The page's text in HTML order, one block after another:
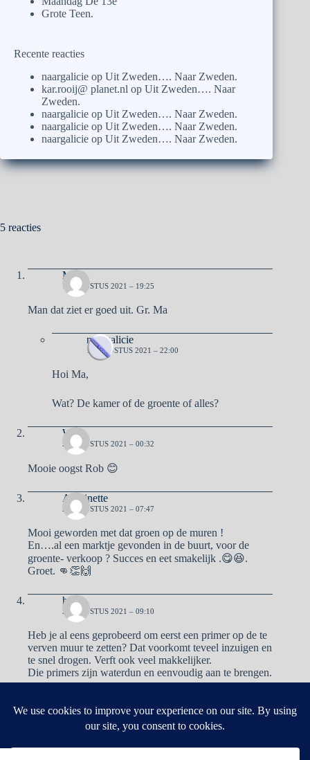
Grote Teen.
Recente reacties
naargalicie op Uit Zweden…. Naar Zweden.
kar.rooij@ planet.nl op Uit Zweden…. Naar
Zweden.
naargalicie op Uit Zweden…. Naar Zweden.
naargalicie op Uit Zweden…. Naar Zweden.
naargalicie op Uit Zweden…. Naar Zweden.
5 reacties
Ma
1 AUGUSTUS 2021 – 19:25
Man dat ziet er goed uit. Gr. Ma
naargalicie
1 AUGUSTUS 2021 – 22:00
Hoi Ma,
Wat? De kamer of de groente of alles?
Willy
2 AUGUSTUS 2021 – 00:32
Mooie oogst Rob 😊
Antoinette
2 AUGUSTUS 2021 – 07:47
Mooi geworden met dat groen op de muren !
En….al een marktje gevonden in de buurt, voor de
groente- verkoop ? Succes en eet smakelijk .😋😆.
Groet. 👊👏🙌
henk
2 AUGUSTUS 2021 – 09:10
Heb je al eens geprobeerd om eerst een primer op de te
verven muur te zetten? Dat voorkomt teveel inzuigen en
te snel drogen. Verft ook veel makkelijker.
Die primers zijn waterdun en eenvoudig aan te brengen.
Reacties zijn gesloten.